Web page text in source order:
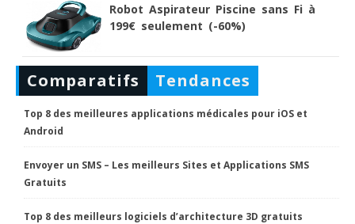
Robot Aspirateur Piscine sans Fi à
199€ seulement (-60%)
Comparatifs Tendances
Top 8 des meilleures applications médicales pour iOS et
Android
Envoyer un SMS – Les meilleurs Sites et Applications SMS
Gratuits
Top 8 des meilleurs logiciels d’architecture 3D gratuits